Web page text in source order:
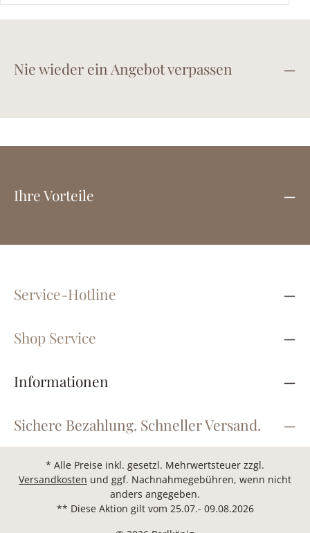
Nie wieder ein Angebot verpassen
Ihre Vorteile
Service-Hotline
Shop Service
Informationen
Sichere Bezahlung. Schneller Versand.
* Alle Preise inkl. gesetzl. Mehrwertsteuer zzgl.
Versandkosten und ggf. Nachnahmegebühren, wenn nicht
anders angegeben.
** Diese Aktion gilt vom 25.07.- 09.08.2026